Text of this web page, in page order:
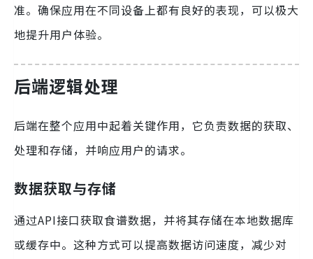
准。确保应用在不同设备上都有良好的表现，可以极大
地提升用户体验。
后端逻辑处理
后端在整个应用中起着关键作用，它负责数据的获取、
处理和存储，并响应用户的请求。
数据获取与存储
通过API接口获取食谱数据，并将其存储在本地数据库
或缓存中。这种方式可以提高数据访问速度，减少对